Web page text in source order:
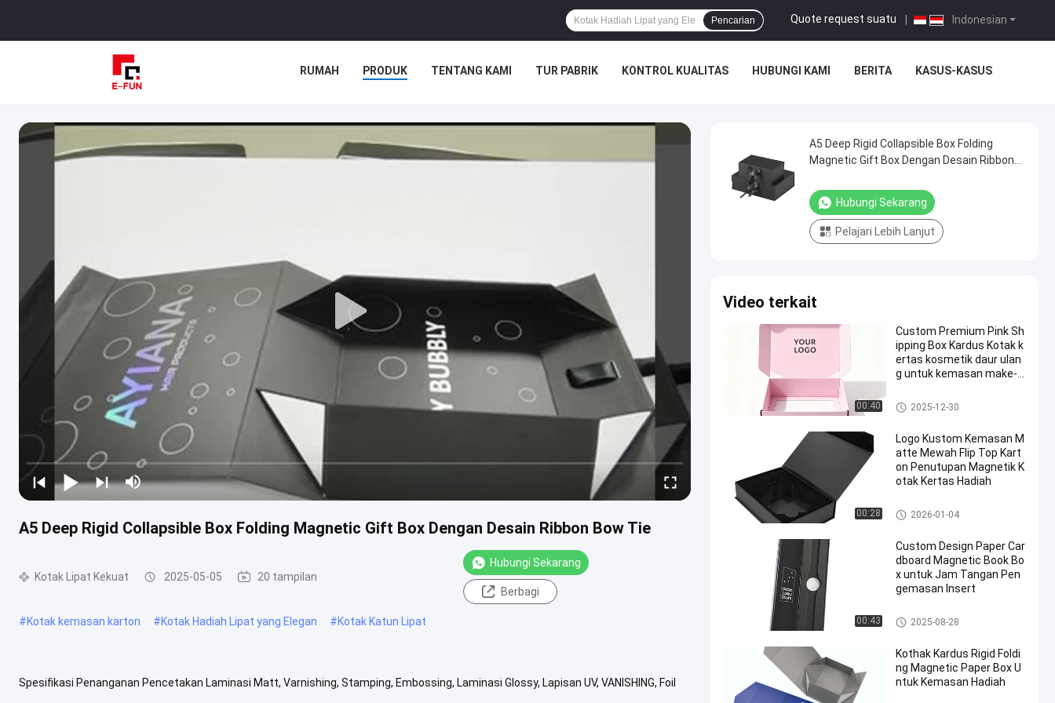
Indonesian
Quote request suatu
Pencarian
RUMAH PRODUK TENTANG KAMI TUR PABRIK KONTROL KUALITAS HUBUNGI KAMI BERITA KASUS-KASUS
A5 Deep Rigid Collapsible Box Folding Magnetic Gift Box Dengan Desain Ribbon Bow Tie
Kotak Lipat Kekuat 2025-05-05 20 tampilan
Hubungi Sekarang
Berbagi
#Kotak kemasan karton #Kotak Hadiah Lipat yang Elegan #Kotak Katun Lipat
Spesifikasi Penanganan Pencetakan Laminasi Matt, Varnishing, Stamping, Embossing, Laminasi Glossy, Lapisan UV, VANISHING, Foil
A5 Deep Rigid Collapsible Box Folding
Magnetic Gift Box Dengan Desain Ribbon
Hubungi Sekarang
Pelajari Lebih Lanjut
Video terkait
00:40
Custom Premium Pink Sh
ipping Box Kardus Kotak k
ertas kosmetik daur ulan
g untuk kemasan make-u
Kotak Lipat Kekuat
2025-12-30
00:28
Logo Kustom Kemasan M
atte Mewah Flip Top Kart
on Penutupan Magnetik K
otak Kertas Hadiah
Kotak Kemasan Magnetik
2026-01-04
00:43
Custom Design Paper Car
dboard Magnetic Book Bo
x untuk Jam Tangan Pen
gemasan Insert
Kotak Kemasan Magnetik
2025-08-28
Kothak Kardus Rigid Foldi
ng Magnetic Paper Box U
ntuk Kemasan Hadiah